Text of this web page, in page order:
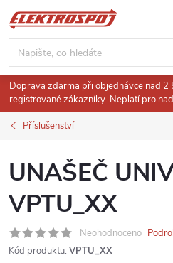
Přejít
na
obsah
Doprava zdarma při objednávce nad 2
registrované zákazníky. Neplatí pro
Příslušenství
UNAŠEČ
VPTU_XX
Neohodnoceno
Kód produktu: VPTU_XX